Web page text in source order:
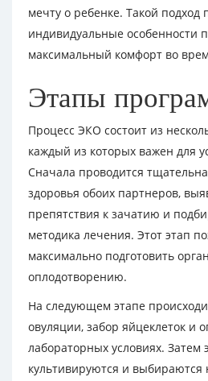
мечту о ребенке. Такой подход
индивидуальные особенности
максимальный комфорт во
Этапы
Процесс ЭКО состоит из
каждый из которых важен для
Сначала проводится
здоровья обоих партнеров,
препятствия к зачатию и
методика лечения. Этот этап
максимально подготовить
оплодотворению.
На следующем этапе
овуляции, забор яйцеклеток и
лабораторных условиях. Затем
культивируются и выбираются